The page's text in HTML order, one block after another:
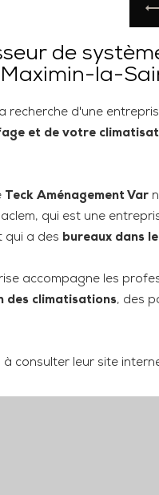
de
Maximin-la-
recherche d'une
et de votre
Teck Aménagement Var
qui est une
qui a des bureaux dans
accompagne les
des climatisations, des
à consulter leur site